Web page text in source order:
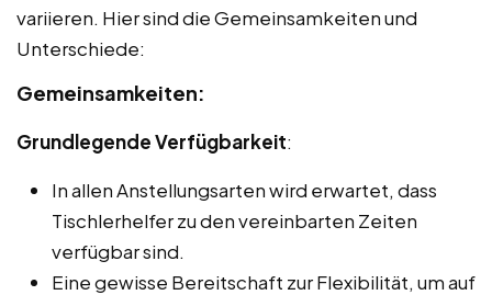
variieren. Hier sind die Gemeinsamkeiten und
Unterschiede:
Gemeinsamkeiten:
Grundlegende Verfügbarkeit:
In allen Anstellungsarten wird erwartet, dass
Tischlerhelfer zu den vereinbarten Zeiten
verfügbar sind.
Eine gewisse Bereitschaft zur Flexibilität, um auf